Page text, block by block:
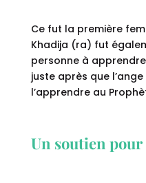
Ce fut la première
Khadija (ra) fut
personne à
juste après que
l’apprendre au
Un soutien